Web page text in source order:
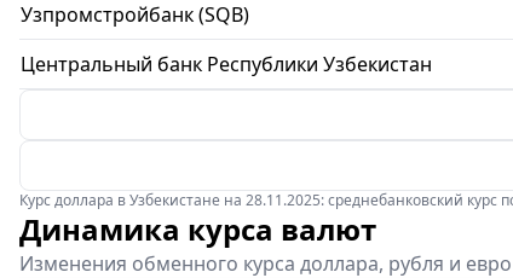
Узпромстройбанк (SQB)
Центральный банк Республики Узбекистан
Курс доллара в Узбекистане на 28.11.2025: среднебанковский
Динамика курса валют
Изменения обменного курса доллара, рубля и